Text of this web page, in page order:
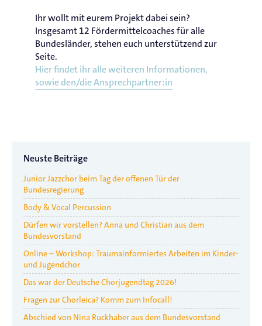
Ihr wollt mit eurem Projekt dabei sein?
Insgesamt 12 Fördermittelcoaches für alle
Bundesländer, stehen euch unterstützend zur
Seite.
Hier findet ihr alle weiteren Informationen,
sowie den/die Ansprechpartner:in
Neuste Beiträge
Junior Jazzchor beim Tag der offenen Tür der
Bundesregierung
Body & Vocal Percussion
Dürfen wir vorstellen? Anna und Christian aus dem
Bundesvorstand
Online – Workshop: Traumainformiertes Arbeiten im Kinder-
und Jugendchor
Das war der Deutsche Chorjugendtag 2026!
Fragen zur Chorleica? Komm zum Infocall!
Abschied von Nina Ruckhaber aus dem Bundesvorstand